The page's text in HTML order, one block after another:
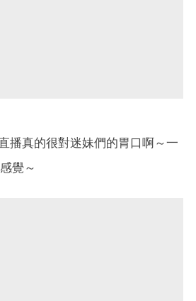
播真的很對迷妹們的胃口啊～一
覺～